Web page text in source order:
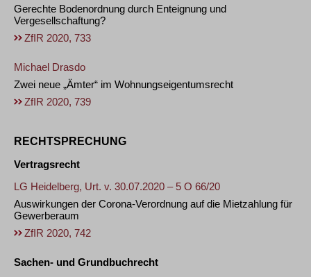
Gerechte Bodenordnung durch Enteignung und
Vergesellschaftung?
ZfIR 2020, 733
Michael Drasdo
Zwei neue „Ämter“ im Wohnungseigentumsrecht
ZfIR 2020, 739
RECHTSPRECHUNG
Vertragsrecht
LG Heidelberg, Urt. v. 30.07.2020 – 5 O 66/20
Auswirkungen der Corona-Verordnung auf die Mietzahlung für
Gewerberaum
ZfIR 2020, 742
Sachen- und Grundbuchrecht